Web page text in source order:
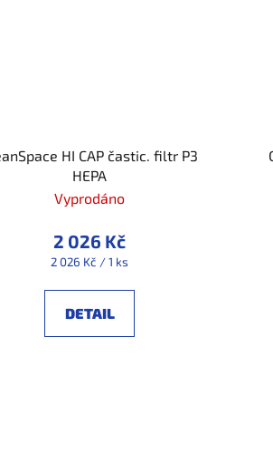
HI CAP častic. filtr P3
HEPA
Vyprodáno
2 026 Kč
Měrná
2 026 Kč / 1 ks
DETAIL